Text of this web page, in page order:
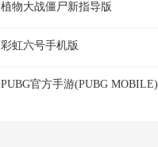
植物大战僵尸新指导版
彩虹六号手机版
PUBG官方手游(PUBG MOBILE)